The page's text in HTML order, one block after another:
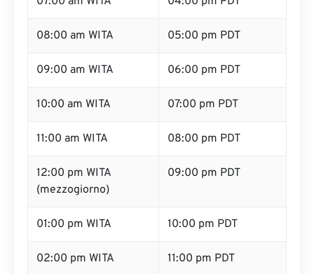
08:00 am WITA 05:00 pm PDT
09:00 am WITA 06:00 pm PDT
10:00 am WITA 07:00 pm PDT
11:00 am WITA 08:00 pm PDT
12:00 pm WITA
(mezzogiorno)
09:00 pm PDT
01:00 pm WITA 10:00 pm PDT
02:00 pm WITA 11:00 pm PDT